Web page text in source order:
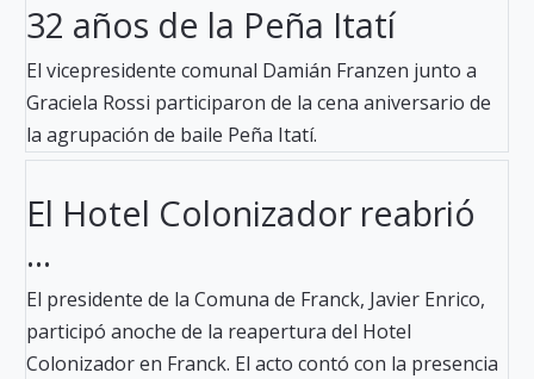
32 años de la Peña Itatí
El vicepresidente comunal Damián Franzen junto a
Graciela Rossi participaron de la cena aniversario de
la agrupación de baile Peña Itatí.
El Hotel Colonizador reabrió
...
El presidente de la Comuna de Franck, Javier Enrico,
participó anoche de la reapertura del Hotel
Colonizador en Franck. El acto contó con la presencia